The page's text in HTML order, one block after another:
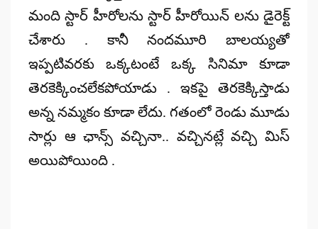
మంది స్టార్ హీరోలను స్టార్ హీరోయిన్ లను డైరెక్ట్
చేశారు . కానీ నందమూరి బాలయ్యతో
ఇప్పటివరకు ఒక్కటంటే ఒక్క సినిమా కూడా
తెరకెక్కించలేకపోయాడు . ఇకపై తెరకెక్కిస్తాడు
అన్న నమ్మకం కూడా లేదు. గతంలో రెండు మూడు
సార్లు ఆ ఛాన్స్ వచ్చినా.. వచ్చినట్లే వచ్చి మిస్
అయిపోయింది .